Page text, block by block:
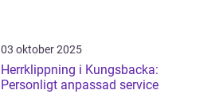
03 oktober 2025
Herrklippning i Kungsbacka:
Personligt anpassad service